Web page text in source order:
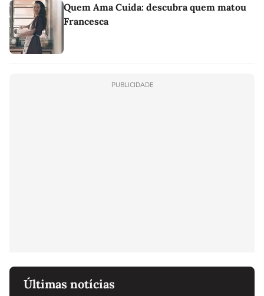
Quem Ama Cuida: descubra quem matou
Francesca
PUBLICIDADE
Últimas notícias